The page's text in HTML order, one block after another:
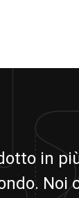
in
Noi